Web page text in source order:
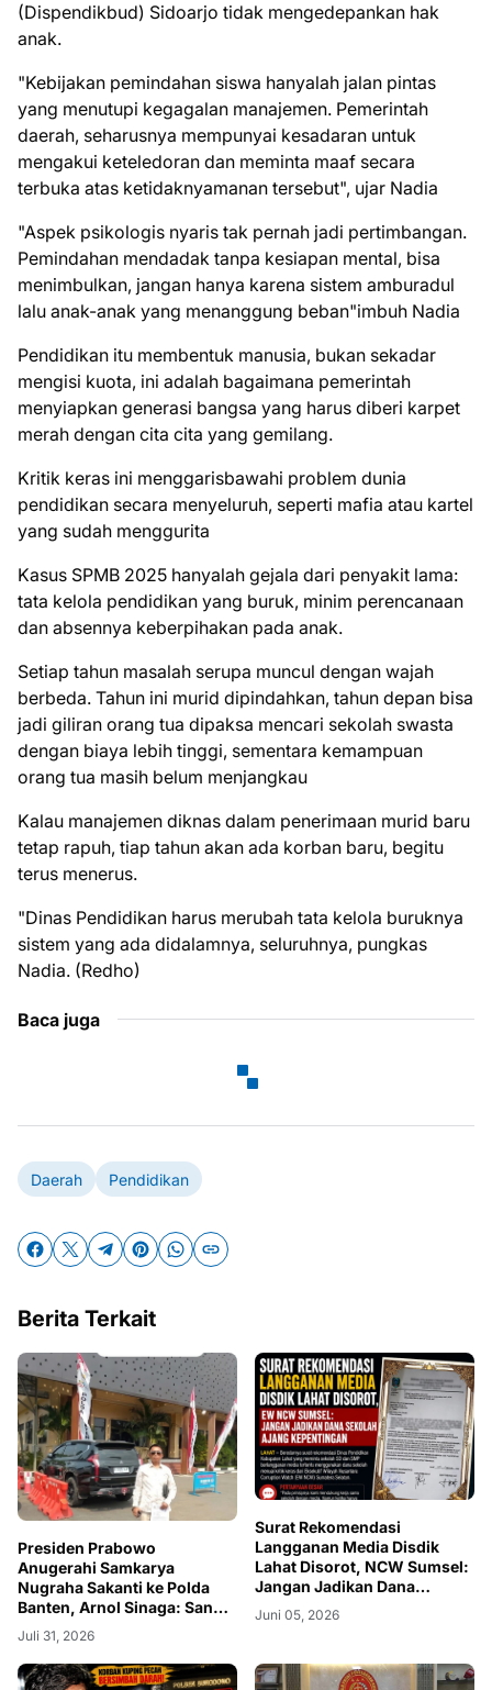
(Dispendikbud) Sidoarjo tidak mengedepankan hak
anak.
"Kebijakan pemindahan siswa hanyalah jalan pintas
yang menutupi kegagalan manajemen. Pemerintah
daerah, seharusnya mempunyai kesadaran untuk
mengakui keteledoran dan meminta maaf secara
terbuka atas ketidaknyamanan tersebut", ujar Nadia
"Aspek psikologis nyaris tak pernah jadi pertimbangan.
Pemindahan mendadak tanpa kesiapan mental, bisa
menimbulkan, jangan hanya karena sistem amburadul
lalu anak-anak yang menanggung beban"imbuh Nadia
Pendidikan itu membentuk manusia, bukan sekadar
mengisi kuota, ini adalah bagaimana pemerintah
menyiapkan generasi bangsa yang harus diberi karpet
merah dengan cita cita yang gemilang.
Kritik keras ini menggarisbawahi problem dunia
pendidikan secara menyeluruh, seperti mafia atau kartel
yang sudah menggurita
Kasus SPMB 2025 hanyalah gejala dari penyakit lama:
tata kelola pendidikan yang buruk, minim perencanaan
dan absennya keberpihakan pada anak.
Setiap tahun masalah serupa muncul dengan wajah
berbeda. Tahun ini murid dipindahkan, tahun depan bisa
jadi giliran orang tua dipaksa mencari sekolah swasta
dengan biaya lebih tinggi, sementara kemampuan
orang tua masih belum menjangkau
Kalau manajemen diknas dalam penerimaan murid baru
tetap rapuh, tiap tahun akan ada korban baru, begitu
terus menerus.
"Dinas Pendidikan harus merubah tata kelola buruknya
sistem yang ada didalamnya, seluruhnya, pungkas
Nadia. (Redho)
Baca juga
Daerah Pendidikan
Berita Terkait
Presiden Prabowo
Anugerahi Samkarya
Nugraha Sakanti ke Polda
Banten, Arnol Sinaga: Sangat
Layak
Juli 31, 2026
Surat Rekomendasi
Langganan Media Disdik
Lahat Disorot, NCW Sumsel:
Jangan Jadikan Dana
Sekolah Ajang Kepentingan
Juni 05, 2026